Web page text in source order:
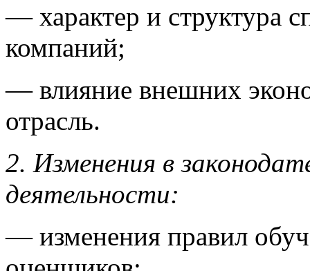
— характер и структура
компаний;
— влияние внешних
отрасль.
2. Изменения в
деятельности:
— изменения правил